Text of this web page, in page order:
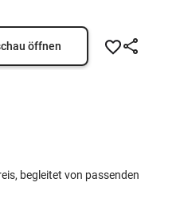
öffnen
begleitet von passenden